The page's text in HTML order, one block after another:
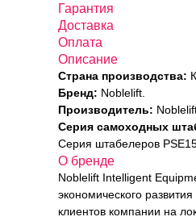
Гарантия
Доставка
Оплата
Описание
Страна производства:
Бренд: Noblelift.
Производитель:
Серия самоходных
Серия штабелеров
О бренде
Noblelift Intelligent
экономического
клиентов компании на